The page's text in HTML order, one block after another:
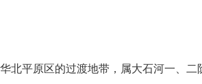
北平原区的过渡地带，属大石河一、